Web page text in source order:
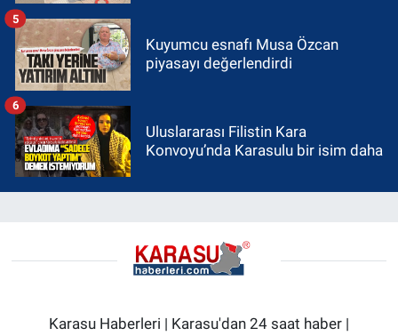
Kuyumcu esnafı Musa Özcan
piyasayı değerlendirdi
5
Uluslararası Filistin Kara
Konvoyu’nda Karasulu bir isim daha
6
Karasu Haberleri | Karasu'dan 24 saat haber |